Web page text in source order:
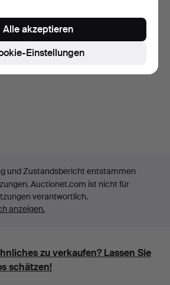
und Zustandsbericht entstammen
Auctionet.com ist nicht für
verantwortlich.
anzeigen.
zu verkaufen? Lassen Sie
schätzen!
Einstellungen
Alle akzeptieren